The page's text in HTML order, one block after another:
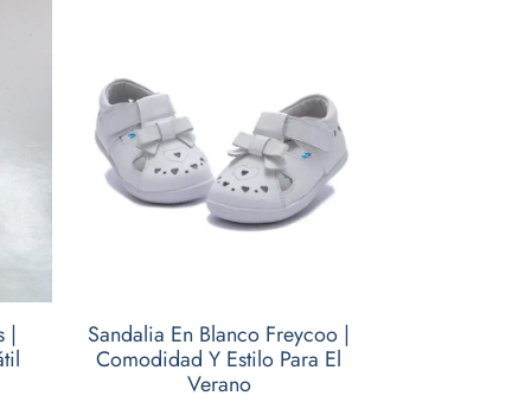
|
Sandalia En Blanco Freycoo |
Comodidad Y Estilo Para El
Verano